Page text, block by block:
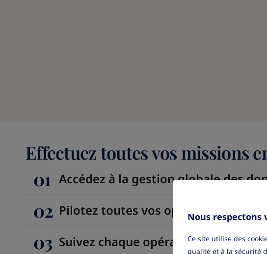
Effectuez toutes vos missions
01 Accédez à la gestion globale des
02 Pilotez toutes vos opérations
03 Suivez chaque opération en temps
Nous respectons
Ce site utilise des
qualité et à la sécurité